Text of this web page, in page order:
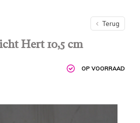
Terug
Hert 10,5 cm
OP VOORRAAD